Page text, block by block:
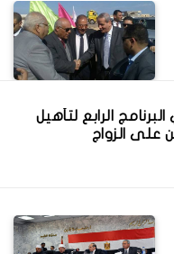
الرابع لتأهيل
على الزواج